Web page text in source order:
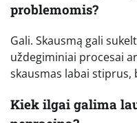
problemomis?
Gali. Skausmą gali
uždegiminiai procesai
skausmas labai
Kiek ilgai galima